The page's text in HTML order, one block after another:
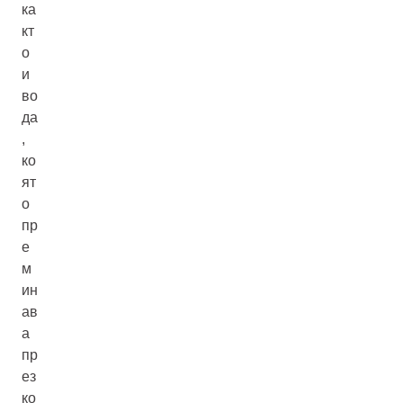
ка
кт
о
и
во
да
,
ко
ят
о
пр
е
м
ин
ав
а
пр
ез
ко